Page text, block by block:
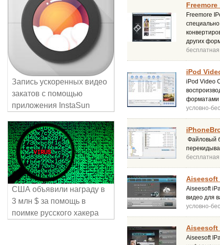
Freemore
других
бесплатная
iPod
iPod Video
форматами
условно-
Файловый
бесплатная
Aiseesoft
Aiseesoft
видео для
условно-
Aiseesoft
Aiseesoft
Запись ускоренных видео
закатов с помощью
приложения InstaSun
США объявили награду в
3 млн $ за помощь в
поимке русского хакера